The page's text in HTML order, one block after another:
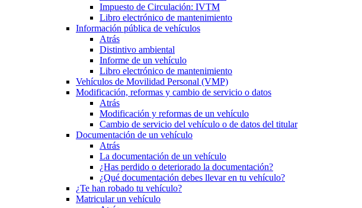
Impuesto de Circulación: IVTM
Libro electrónico de mantenimiento
Información pública de vehículos
Atrás
Distintivo ambiental
Informe de un vehículo
Libro electrónico de mantenimiento
Vehículos de Movilidad Personal (VMP)
Modificación, reformas y cambio de servicio o datos
Atrás
Modificación y reformas de un vehículo
Cambio de servicio del vehículo o de datos del titular
Documentación de un vehículo
Atrás
La documentación de un vehículo
¿Has perdido o deteriorado la documentación?
¿Qué documentación debes llevar en tu vehículo?
¿Te han robado tu vehículo?
Matricular un vehículo